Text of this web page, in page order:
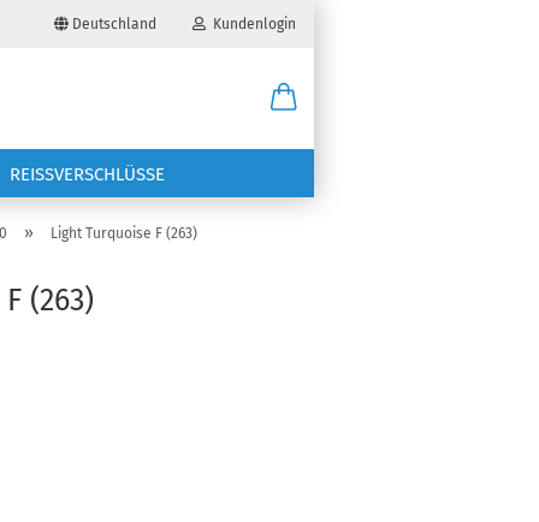
Deutschland Kundenlogin
REISSVERSCHLÜSSE
» Light Turquoise F (263)
(263)